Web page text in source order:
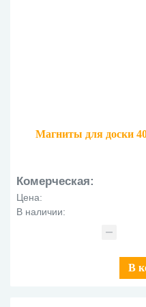
Магниты для доски
Комерческая:
Цена:
В наличии:
В